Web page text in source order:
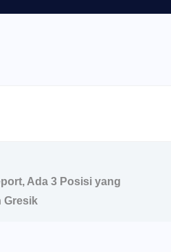
Ada 3 Posisi yang
Gresik